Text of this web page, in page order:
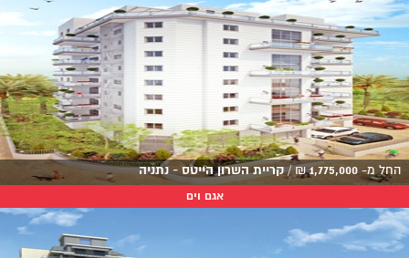
החל מ- 1,775,000
₪
/קריית השרון הייטס - נתניה
אגם וים